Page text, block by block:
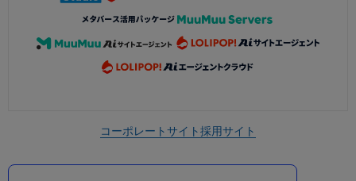
コーポレートサイト採用サイト